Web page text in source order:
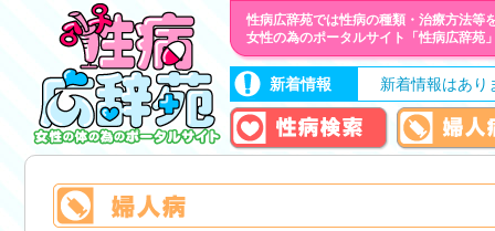
性病広辞苑では性病の種類・治療方法等
女性の為のポータルサイト「性病広辞苑
新着情報 新着情報はあり